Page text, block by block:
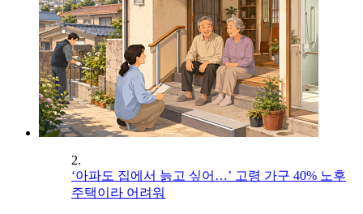
2.
‘아파도 집에서 늙고 싶어…’ 고령 가구 40% 노후
주택이라 어려워